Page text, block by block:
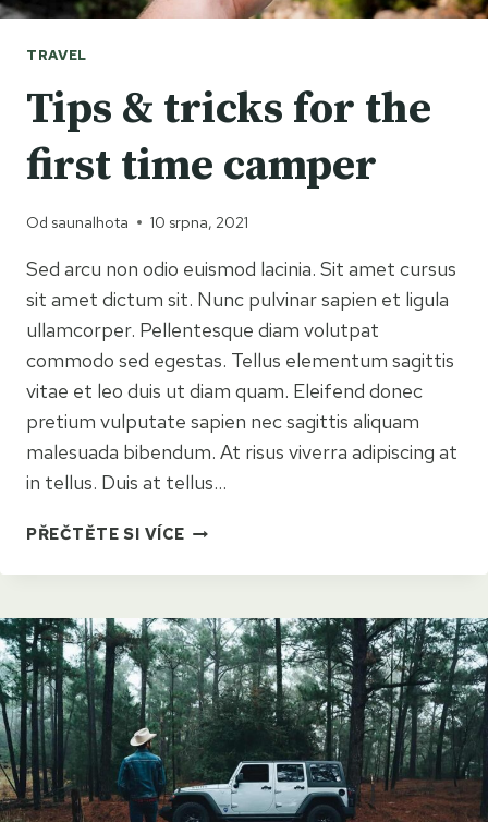
TRAVEL
Tips & tricks for the
first time camper
Od saunalhota 10 srpna, 2021
Sed arcu non odio euismod lacinia. Sit amet cursus
sit amet dictum sit. Nunc pulvinar sapien et ligula
ullamcorper. Pellentesque diam volutpat
commodo sed egestas. Tellus elementum sagittis
vitae et leo duis ut diam quam. Eleifend donec
pretium vulputate sapien nec sagittis aliquam
malesuada bibendum. At risus viverra adipiscing at
in tellus. Duis at tellus…
PŘEČTĚTE SI VÍCETIPS
TRICKS
THE
FIRST
TIME
CAMPER